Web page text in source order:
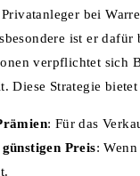
bei
ist er
verpflichtet sich
Diese Strategie
: Für das
Preis: